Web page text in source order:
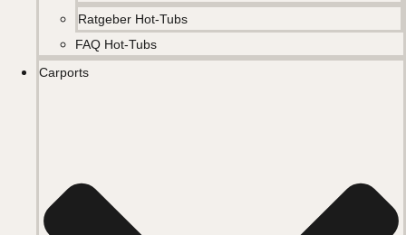
Ratgeber Hot-Tubs
FAQ Hot-Tubs
Carports